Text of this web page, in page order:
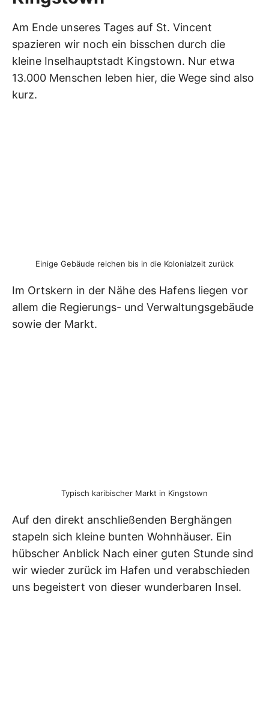
Am Ende unseres Tages auf St. Vincent
spazieren wir noch ein bisschen durch die
kleine Inselhauptstadt Kingstown. Nur etwa
13.000 Menschen leben hier, die Wege sind also
kurz.
Einige Gebäude reichen bis in die Kolonialzeit zurück
Im Ortskern in der Nähe des Hafens liegen vor
allem die Regierungs- und Verwaltungsgebäude
sowie der Markt.
Typisch karibischer Markt in Kingstown
Auf den direkt anschließenden Berghängen
stapeln sich kleine bunten Wohnhäuser. Ein
hübscher Anblick Nach einer guten Stunde sind
wir wieder zurück im Hafen und verabschieden
uns begeistert von dieser wunderbaren Insel.